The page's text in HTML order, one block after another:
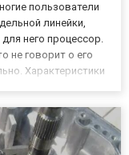
пользователи
линейки,
него процессор.
не говорит о его
Характеристики